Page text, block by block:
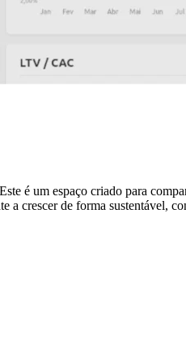
é um espaço criado para
a crescer de forma sustentável,